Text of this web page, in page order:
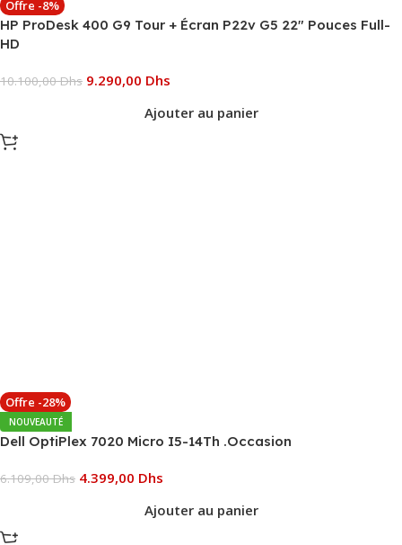
Offre -8%
HP ProDesk 400 G9 Tour + Écran P22v G5 22″ Pouces Full-
HD
10.100,00Dhs 9.290,00 Dhs
Ajouter au panier
Offre -28%
NOUVEAUTÉ
Dell OptiPlex 7020 Micro I5-14Th .Occasion
6.109,00Dhs 4.399,00 Dhs
Ajouter au panier